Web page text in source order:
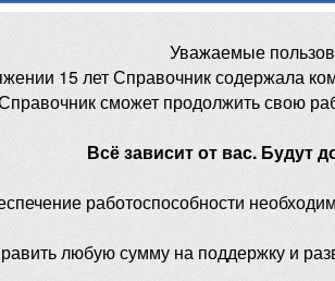
Уважаемые
15 лет Справочник содержала
сможет продолжить свою
Всё зависит от вас. Будут
работоспособности
любую сумму на поддержку и